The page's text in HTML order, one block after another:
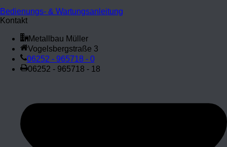
Bedienungs- & Wartungsanleitung
Kontakt
Metallbau Müller
Vogelsbergstraße 3
06252 - 965718 - 0
06252 - 965718 - 18